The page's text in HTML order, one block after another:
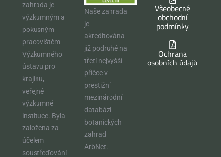
zahrada je
výzkumným a
pokusným
pracovištěm
Výzkumného
ústavu pro
krajinu,
veřejné
výzkumné
instituce. Byla
založena za
účelem
soustřeďování
Naše zahrada
je
akreditována
již podruhé na
třetí nejvyšší
příčce v
prestižní
mezinárodní
databázi
botanických
zahrad
ArbNet.
Všeobecné
obchodní
podmínky
Ochrana
osobních údajů